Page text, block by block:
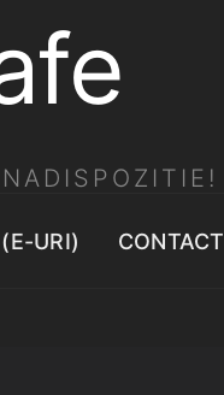
URI) CONTACT